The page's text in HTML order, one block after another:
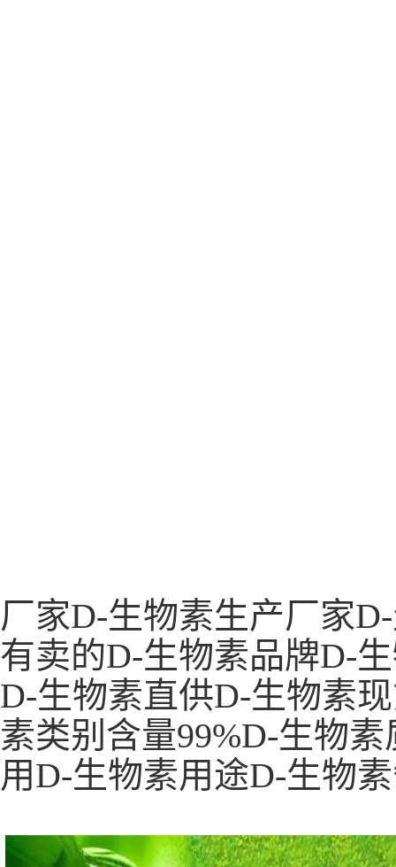
厂家D-生物素生产厂家
有卖的D-生物素品牌D-
D-生物素直供D-生物素
素类别含量99%D-生物
用D-生物素用途D-生物